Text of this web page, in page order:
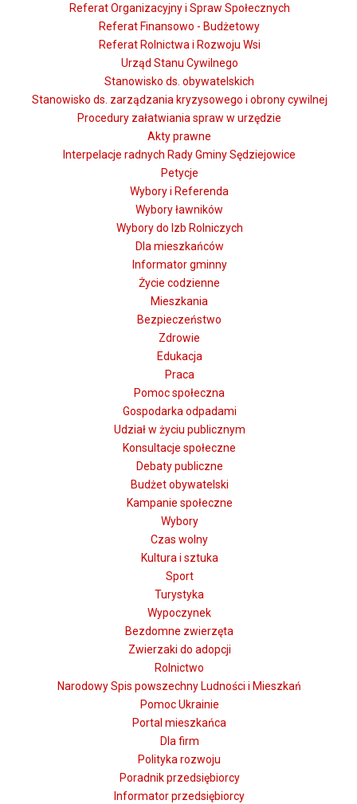
Referat Organizacyjny i Spraw Społecznych
Referat Finansowo - Budżetowy
Referat Rolnictwa i Rozwoju Wsi
Urząd Stanu Cywilnego
Stanowisko ds. obywatelskich
Stanowisko ds. zarządzania kryzysowego i obrony cywilnej
Procedury załatwiania spraw w urzędzie
Akty prawne
Interpelacje radnych Rady Gminy Sędziejowice
Petycje
Wybory i Referenda
Wybory ławników
Wybory do Izb Rolniczych
Dla mieszkańców
Informator gminny
Życie codzienne
Mieszkania
Bezpieczeństwo
Zdrowie
Edukacja
Praca
Pomoc społeczna
Gospodarka odpadami
Udział w życiu publicznym
Konsultacje społeczne
Debaty publiczne
Budżet obywatelski
Kampanie społeczne
Wybory
Czas wolny
Kultura i sztuka
Sport
Turystyka
Wypoczynek
Bezdomne zwierzęta
Zwierzaki do adopcji
Rolnictwo
Narodowy Spis powszechny Ludności i Mieszkań
Pomoc Ukrainie
Portal mieszkańca
Dla firm
Polityka rozwoju
Poradnik przedsiębiorcy
Informator przedsiębiorcy